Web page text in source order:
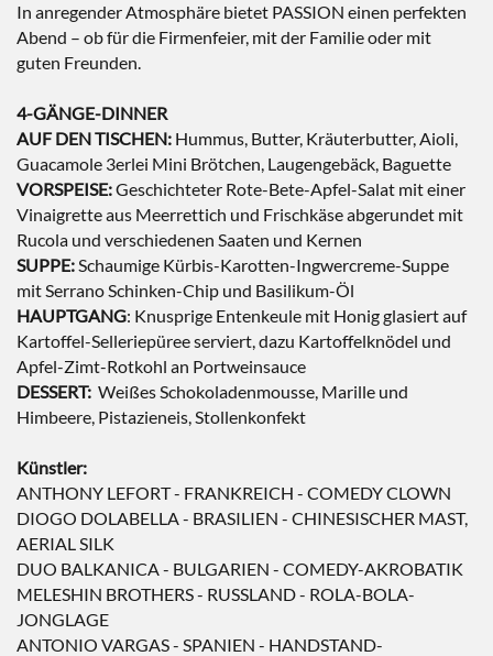
In anregender Atmosphäre bietet PASSION einen perfekten
Abend – ob für die Firmenfeier, mit der Familie oder mit
guten Freunden.
4-GÄNGE-DINNER
AUF DEN TISCHEN: Hummus, Butter, Kräuterbutter, Aioli,
Guacamole 3erlei Mini Brötchen, Laugengebäck, Baguette
VORSPEISE:Geschichteter Rote-Bete-Apfel-Salat mit einer
Vinaigrette aus Meerrettich und Frischkäse abgerundet mit
Rucola und verschiedenen Saaten und Kernen
SUPPE:Schaumige Kürbis-Karotten-Ingwercreme-Suppe
mit Serrano Schinken-Chip und Basilikum-Öl
HAUPTGANG: Knusprige Entenkeule mit Honig glasiert auf
Kartoffel-Selleriepüree serviert, dazu Kartoffelknödel und
Apfel-Zimt-Rotkohl an Portweinsauce
DESSERT: Weißes Schokoladenmousse, Marille und
Himbeere, Pistazieneis, Stollenkonfekt
Künstler:
ANTHONY LEFORT - FRANKREICH - COMEDY CLOWN
DIOGO DOLABELLA - BRASILIEN - CHINESISCHER MAST,
AERIAL SILK
DUO BALKANICA - BULGARIEN - COMEDY-AKROBATIK
MELESHIN BROTHERS - RUSSLAND - ROLA-BOLA-
JONGLAGE
ANTONIO VARGAS - SPANIEN - HANDSTAND-